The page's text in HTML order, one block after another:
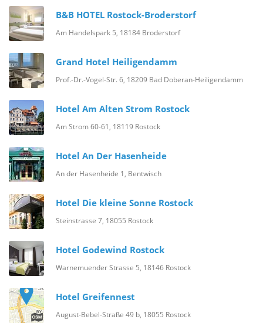
B&B HOTEL Rostock-Broderstorf
Am Handelspark 5, 18184 Broderstorf
Grand Hotel Heiligendamm
Prof.-Dr.-Vogel-Str. 6, 18209 Bad Doberan-Heiligendamm
Hotel Am Alten Strom Rostock
Am Strom 60-61, 18119 Rostock
Hotel An Der Hasenheide
An der Hasenheide 1, Bentwisch
Hotel Die kleine Sonne Rostock
Steinstrasse 7, 18055 Rostock
Hotel Godewind Rostock
Warnemuender Strasse 5, 18146 Rostock
Hotel Greifennest
August-Bebel-Straße 49 b, 18055 Rostock